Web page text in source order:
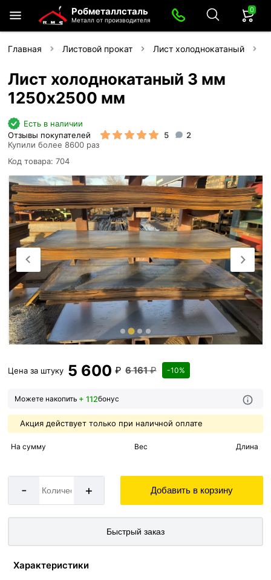
Робметаллсталь
Металл от производителя
0
Главная Листовой прокат Лист холоднокатаный
Лист холоднокатаный 3 мм
1250х2500 мм
Есть в наличии
Отзывы покупателей
5
2
Купили более 8600 раз
Код товара: 704
Цена за штуку 5 600 ₽ 6 161₽ -10%
Можете накопить + 112бонус
Акция действует только при наличной оплате
На сумму Вес Длина
- + Добавить в корзину
Быстрый заказ
Характеристики